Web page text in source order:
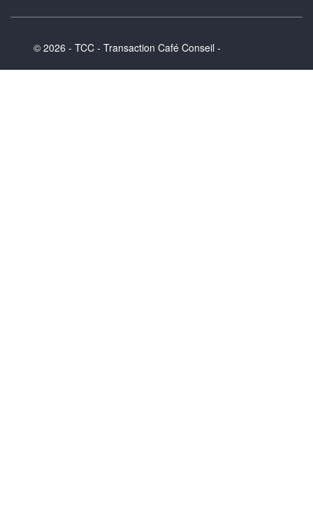
© 2026 - TCC - Transaction Café Conseil -